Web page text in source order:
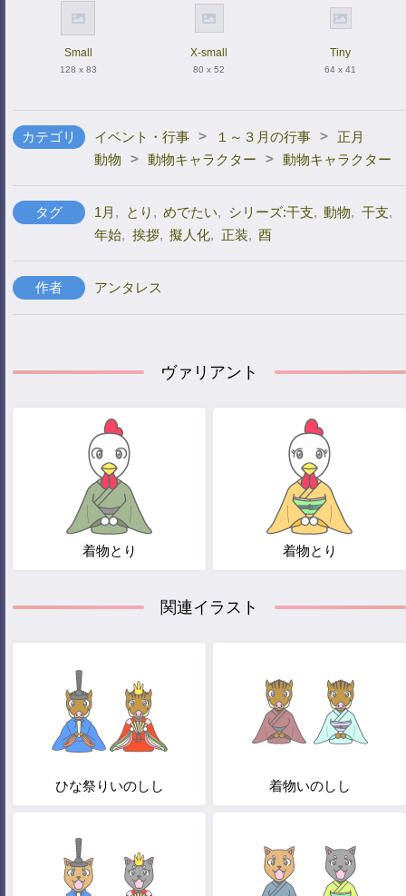
Small
128 x 83
X-small
80 x 52
Tiny
64 x 41
カテゴリ イベント・行事 > １～３月の行事 >
正月
動物
> 動物キャラクター > 動物キャラクター
タグ 1月 , とり , めでたい, シリーズ:干支, 動物, 干支,
年始, 挨拶, 擬人化, 正装, 酉
作者 アンタレス
ヴァリアント
着物とり 着物とり
関連イラスト
ひな祭りいのしし 着物いのしし